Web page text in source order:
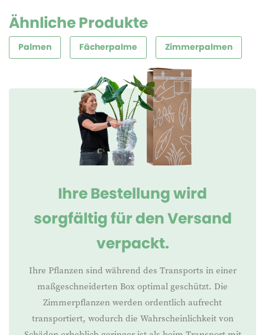
Ähnliche Produkte
Palmen Fächerpalme Zimmerpalmen
Ihre Bestellung wird
sorgfältig für den Versand
verpackt.
Ihre Pflanzen sind während des Transports in einer
maßgeschneiderten Box optimal geschützt. Die
Zimmerpflanzen werden ordentlich aufrecht
transportiert, wodurch die Wahrscheinlichkeit von